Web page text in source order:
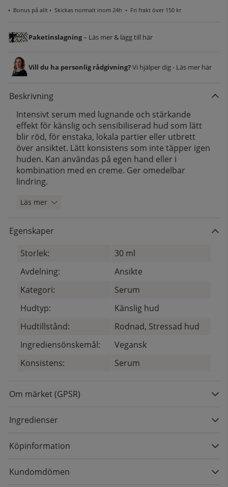
• Bonus på allt • Skickas normalt inom 24h • Fri frakt över 150 kr
Paketinslagning– Läs mer & lägg till här
Vill du ha personlig rådgivning?Vi hjälper dig - Läs mer här
Beskrivning
Intensivt serum med lugnande och stärkande
effekt för känslig och sensibiliserad hud som lätt
blir röd, för enstaka, lokala partier eller utbrett
över ansiktet. Lätt konsistens som inte täpper igen
huden. Kan användas på egen hand eller i
kombination med en creme. Ger omedelbar
lindring.
Läs mer
Egenskaper
Storlek:
30 ml
Avdelning:
Ansikte
Kategori:
Serum
Hudtyp:
Känslig hud
Hudtillstånd:
Rodnad, Stressad hud
Ingrediensönskemål:
Vegansk
Konsistens:
Serum
Om märket (GPSR)
Ingredienser
Köpinformation
Kundomdömen